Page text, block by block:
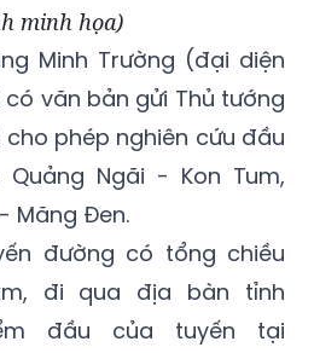
minh họa)
Minh Trường (đại diện
văn bản gửi Thủ tướng
phép nghiên cứu đầu
Ngãi - Kon Tum,
Măng Đen.
đường có tổng chiều
đi qua địa bàn tỉnh
đầu của tuyến tại